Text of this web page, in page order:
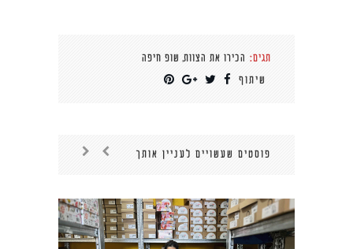
תגים: הכירו את הצוות, שופ חיפה
שיתוף
פוסטים שעשויים לעניין אותך